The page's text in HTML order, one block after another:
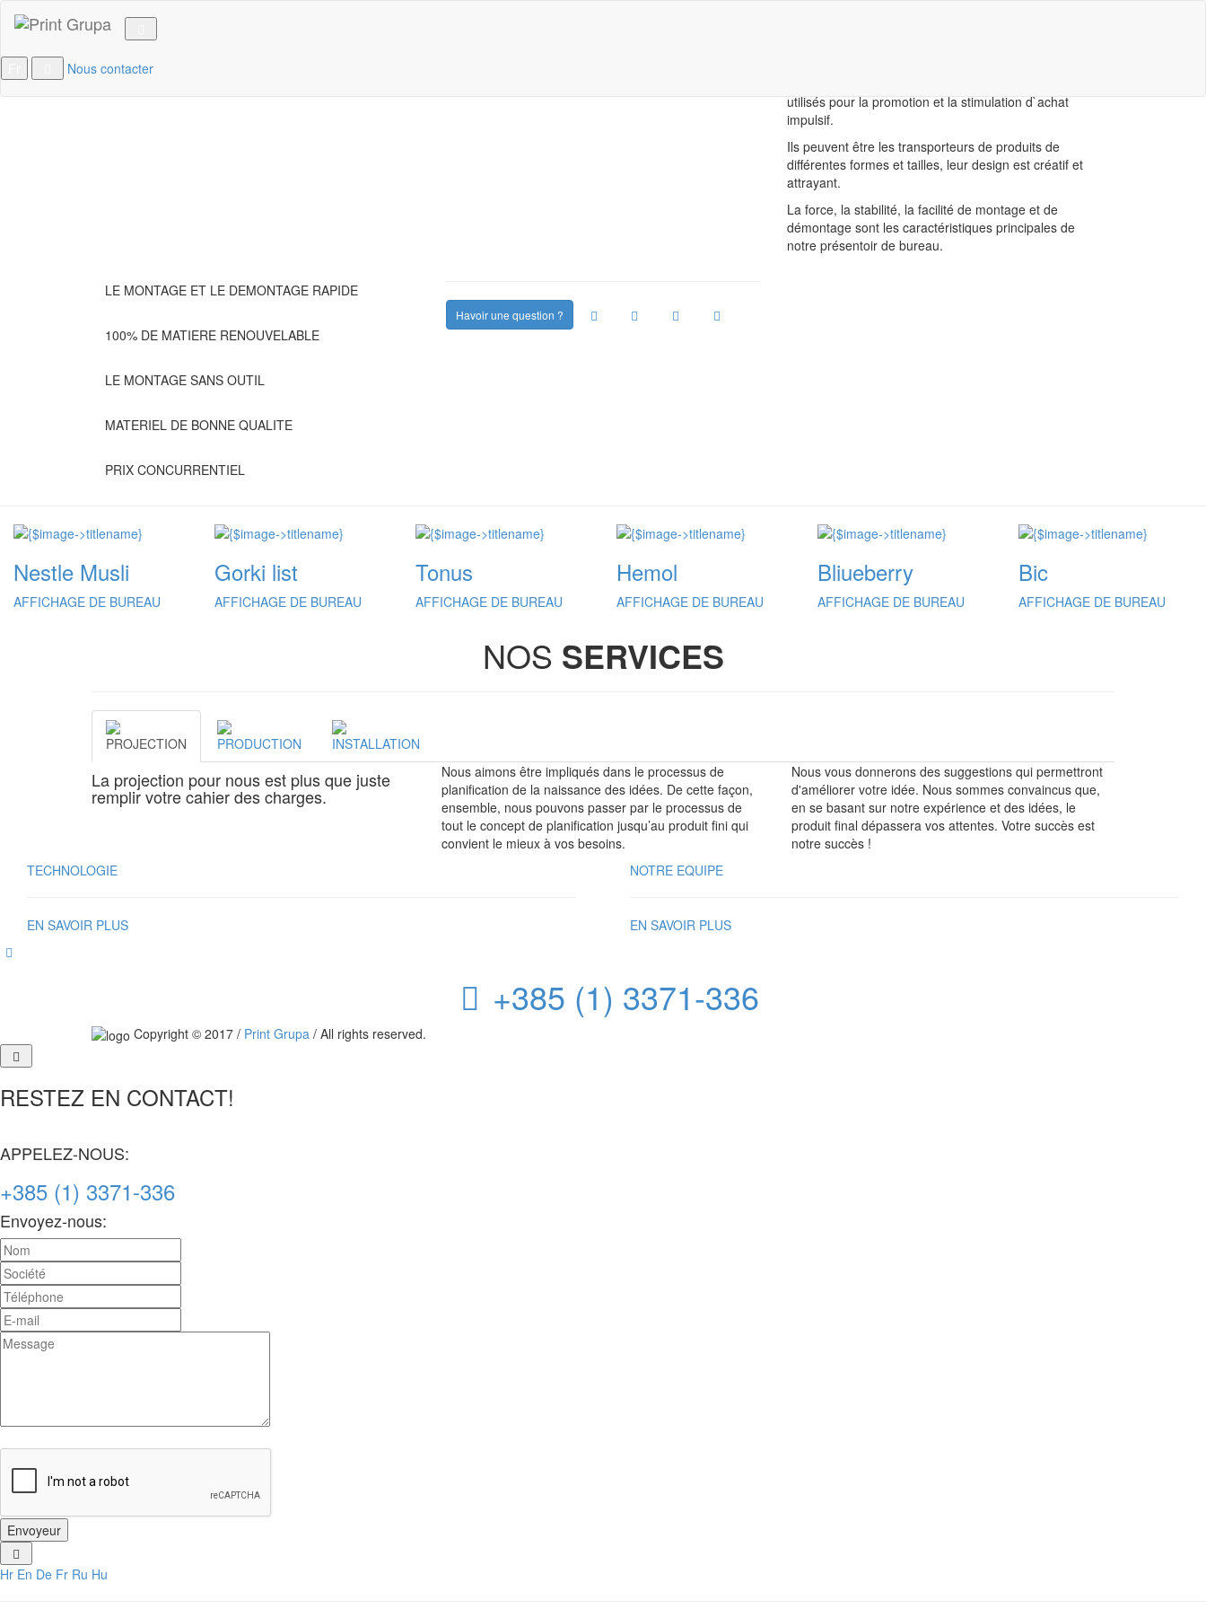
Nous contacter
utilisés pour la promotion et la stimulation d`achat
impulsif.
Ils peuvent être les transporteurs de produits de
différentes formes et tailles, leur design est créatif et
attrayant.
La force, la stabilité, la facilité de montage et de
démontage sont les caractéristiques principales de
notre présentoir de bureau.
LE MONTAGE ET LE DEMONTAGE RAPIDE
100% DE MATIERE RENOUVELABLE
LE MONTAGE SANS OUTIL
MATERIEL DE BONNE QUALITE
PRIX CONCURRENTIEL
Havoir une question ?
Nestle Musli
AFFICHAGE DE BUREAU
Gorki list
AFFICHAGE DE BUREAU
Tonus
AFFICHAGE DE BUREAU
Hemol
AFFICHAGE DE BUREAU
Bliueberry
AFFICHAGE DE BUREAU
Bic
AFFICHAGE DE BUREAU
NOS SERVICES
PROJECTION PRODUCTION INSTALLATION
La projection pour nous est plus que juste
remplir votre cahier des charges.
Nous aimons être impliqués dans le processus de
planification de la naissance des idées. De cette façon,
ensemble, nous pouvons passer par le processus de
tout le concept de planification jusqu’au produit fini qui
convient le mieux à vos besoins.
Nous vous donnerons des suggestions qui permettront
d'améliorer votre idée. Nous sommes convaincus que,
en se basant sur notre expérience et des idées, le
produit final dépassera vos attentes. Votre succès est
notre succès !
TECHNOLOGIE
EN SAVOIR PLUS
NOTRE EQUIPE
EN SAVOIR PLUS
+385 (1) 3371-336
Copyright © 2017 / Print Grupa / All rights reserved.
RESTEZ EN CONTACT!
APPELEZ-NOUS:
+385 (1) 3371-336
Envoyez-nous:
Hr En De Fr Ru Hu